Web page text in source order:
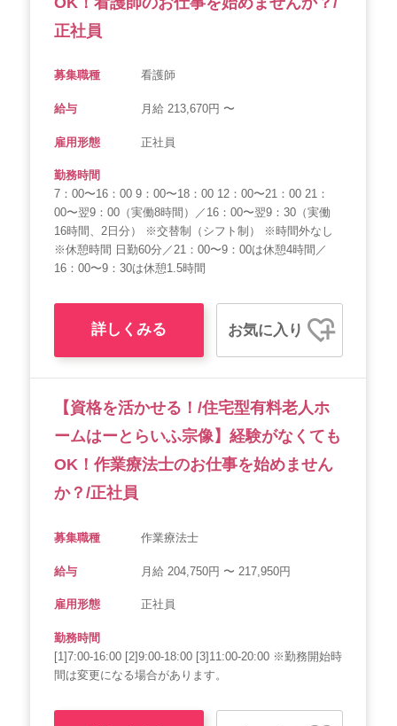
正社員
募集職種 看護師
給与 月給 213,670円 〜
雇用形態 正社員
勤務時間
7：00〜16：00 9：00〜18：00 12：00〜21：00 21：
00〜翌9：00（実働8時間）／16：00〜翌9：30（実働
16時間、2日分） ※交替制（シフト制） ※時間外なし
※休憩時間 日勤60分／21：00〜9：00は休憩4時間／
16：00〜9：30は休憩1.5時間
詳しくみる お気に入り
【資格を活かせる！/住宅型有料老人ホ
ームはーとらいふ宗像】経験がなくても
OK！作業療法士のお仕事を始めません
か？/正社員
募集職種 作業療法士
給与 月給 204,750円 〜 217,950円
雇用形態 正社員
勤務時間
[1]7:00-16:00 [2]9:00-18:00 [3]11:00-20:00 ※勤務開始時
間は変更になる場合があります。